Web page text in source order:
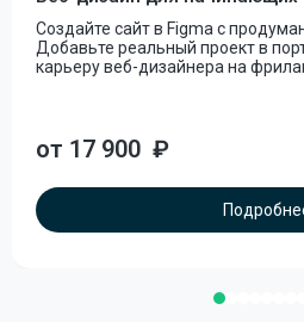
Создайте сайт в Figma с
Добавьте реальный проект в
карьеру веб-дизайнера на
от 17 900 ₽